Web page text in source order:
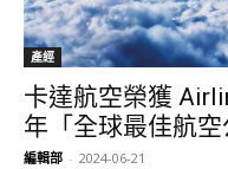
產經
卡達航空榮獲
年「全球最佳航空
編輯部 - 2024-06-21